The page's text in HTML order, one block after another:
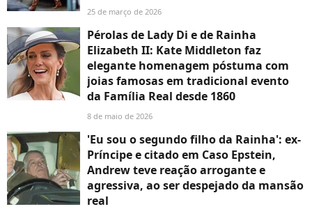
25 de março de 2026
Pérolas de Lady Di e de Rainha
Elizabeth II: Kate Middleton faz
elegante homenagem póstuma com
joias famosas em tradicional evento
da Família Real desde 1860
8 de maio de 2026
'Eu sou o segundo filho da Rainha': ex-
Príncipe e citado em Caso Epstein,
Andrew teve reação arrogante e
agressiva, ao ser despejado da mansão
real